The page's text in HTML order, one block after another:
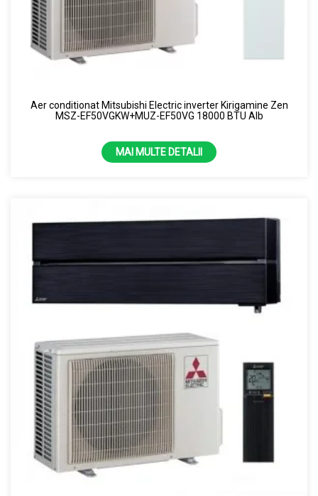
Aer conditionat Mitsubishi Electric inverter Kirigamine Zen
MSZ-EF50VGKW+MUZ-EF50VG 18000 BTU Alb
MAI MULTE DETALII